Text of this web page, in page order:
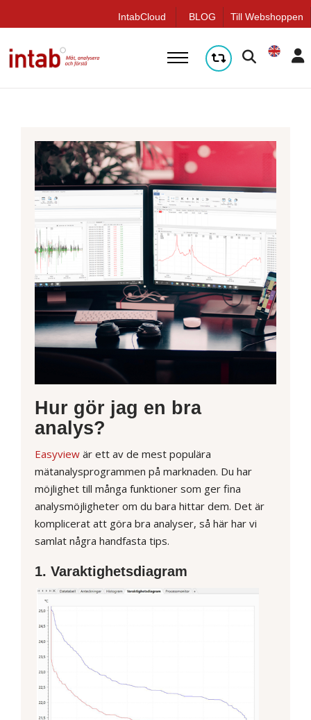
IntabCloud BLOG Till Webshoppen
Hur gör jag en bra
analys?
Easyview är ett av de mest populära
mätanalysprogrammen på marknaden. Du har
möjlighet till många funktioner som ger fina
analysmöjligheter om du bara hittar dem. Det är
komplicerat att göra bra analyser, så här har vi
samlat några handfasta tips.
1. Varaktighetsdiagram